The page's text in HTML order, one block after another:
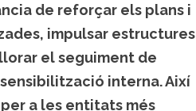
de reforçar els plans i
impulsar estructures
el seguiment de
interna. Així
a les entitats més